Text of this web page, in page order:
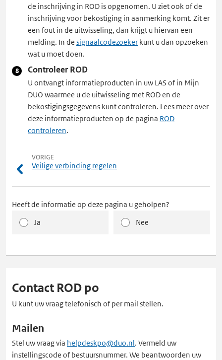
de inschrijving in ROD is opgenomen. U ziet ook of de
inschrijving voor bekostiging in aanmerking komt. Zit er
een fout in de uitwisseling, dan krijgt u hiervan een
melding. In de signaalcodezoeker kunt u dan opzoeken
wat u moet doen.
Controleer ROD
U ontvangt informatieproducten in uw LAS of in Mijn
DUO waarmee u de uitwisseling met ROD en de
bekostigingsgegevens kunt controleren. Lees meer over
deze informatieproducten op de pagina ROD
controleren.
VORIGE
Veilige verbinding regelen
Heeft de informatie op deze pagina u geholpen?
Ja
Nee
Contact ROD po
U kunt uw vraag telefonisch of per mail stellen.
Mailen
Stel uw vraag via helpdeskpo@duo.nl. Vermeld uw
instellingscode of bestuursnummer. We beantwoorden uw